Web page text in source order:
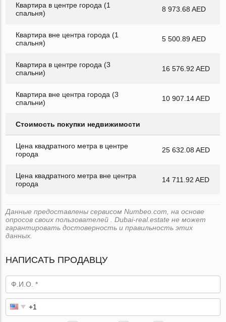
Квартира в центре города (1
спальня)
8 973.68 AED
Квартира вне центра города (1
спальня)
5 500.89 AED
Квартира в центре города (3
спальни)
16 576.92 AED
Квартира вне центра города (3
спальни)
10 907.14 AED
Стоимость покупки недвижимости
Цена квадратного метра в центре
города
25 632.08 AED
Цена квадратного метра вне центра
города
14 711.92 AED
Данные предоставлены сервисом Numbeo.com, на основе
опросов своих пользователей . Dubai-real.estate не может
гарантировать достоверность и правильность этих
данных.
НАПИСАТЬ ПРОДАВЦУ